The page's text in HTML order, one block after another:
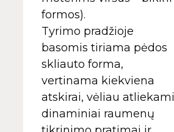
formos).
Tyrimo pradžioje
basomis tiriama pėdos
skliauto forma,
vertinama kiekviena
atskirai, vėliau atliekami
dinaminiai raumenų